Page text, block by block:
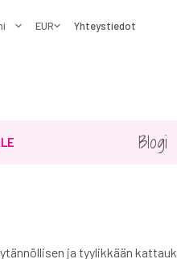
Yhteystiedot
Blogi
ja tyylikkään